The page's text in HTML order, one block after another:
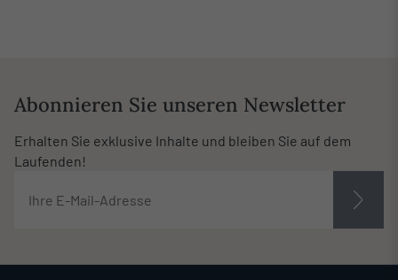
Abonnieren Sie unseren Newsletter
Erhalten Sie exklusive Inhalte und bleiben Sie auf dem
Laufenden!